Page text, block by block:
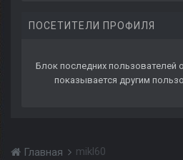
ПОСЕТИТЕЛИ ПРОФИЛЯ
Блок последних пользователей
показывается другим
Главная mikl60